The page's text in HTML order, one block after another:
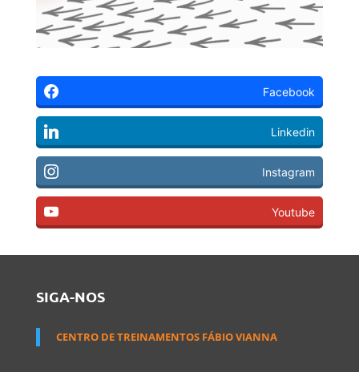
Facebook
Linkedin
Instagram
Youtube
SIGA-NOS
CENTRO DE TREINAMENTOS FÁBIO VIANNA